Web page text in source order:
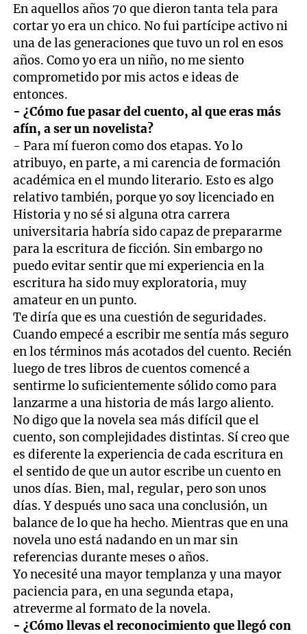
En aquellos años 70 que dieron tanta tela para
cortar yo era un chico. No fui partícipe activo ni
una de las generaciones que tuvo un rol en esos
años. Como yo era un niño, no me siento
comprometido por mis actos e ideas de
entonces.
- ¿Cómo fue pasar del cuento, al que eras más
afín, a ser un novelista?
- Para mí fueron como dos etapas. Yo lo
atribuyo, en parte, a mi carencia de formación
académica en el mundo literario. Esto es algo
relativo también, porque yo soy licenciado en
Historia y no sé si alguna otra carrera
universitaria habría sido capaz de prepararme
para la escritura de ficción. Sin embargo no
puedo evitar sentir que mi experiencia en la
escritura ha sido muy exploratoria, muy
amateur en un punto.
Te diría que es una cuestión de seguridades.
Cuando empecé a escribir me sentía más seguro
en los términos más acotados del cuento. Recién
luego de tres libros de cuentos comencé a
sentirme lo suficientemente sólido como para
lanzarme a una historia de más largo aliento.
No digo que la novela sea más difícil que el
cuento, son complejidades distintas. Sí creo que
es diferente la experiencia de cada escritura en
el sentido de que un autor escribe un cuento en
unos días. Bien, mal, regular, pero son unos
días. Y después uno saca una conclusión, un
balance de lo que ha hecho. Mientras que en una
novela uno está nadando en un mar sin
referencias durante meses o años.
Yo necesité una mayor templanza y una mayor
paciencia para, en una segunda etapa,
atreverme al formato de la novela.
- ¿Cómo llevas el reconocimiento que llegó con